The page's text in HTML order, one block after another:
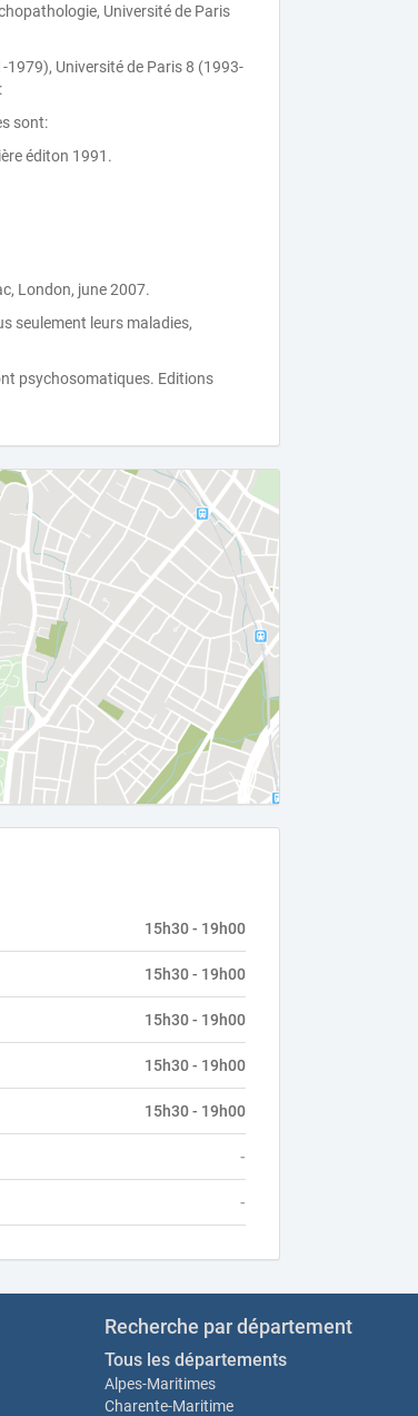
Université de Paris
1979), Université de Paris 8 (1993-
sont:
éditon 1991.
London, june 2007.
seulement leurs maladies,
psychosomatiques. Editions
15h30 - 19h00
15h30 - 19h00
15h30 - 19h00
15h30 - 19h00
15h30 - 19h00
-
-
Recherche par département
Tous les départements
Alpes-Maritimes
Charente-Maritime